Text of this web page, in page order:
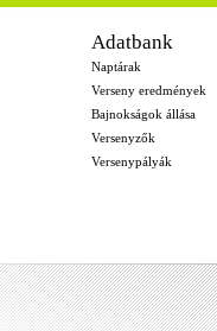
Adatbank
Naptárak
Verseny eredmények
Bajnokságok állása
Versenyzők
Versenypályák